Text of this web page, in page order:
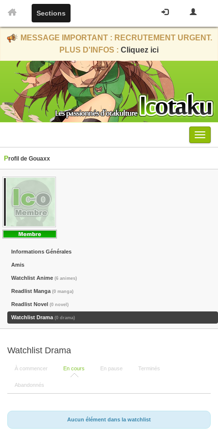
Sections
MESSAGE IMPORTANT : RECRUTEMENT URGENT.
PLUS D'INFOS : Cliquez ici
Menu
Profil de Gouaxx
Informations Générales
Amis
Watchlist Anime (6 animes)
Readlist Manga (0 manga)
Readlist Novel (0 novel)
Watchlist Drama (0 drama)
Watchlist Drama
À commencer En cours En pause Terminés
Abandonnés
Aucun élément dans la watchlist